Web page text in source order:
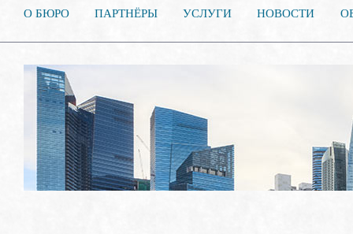
О БЮРО ПАРТНЁРЫ УСЛУГИ НОВОСТИ